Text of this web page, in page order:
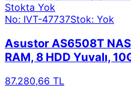
Stokta Yok
No: IVT-47737Stok: Yok
Asustor AS6508T
RAM, 8 HDD Yuvalı,
87.280,66 TL